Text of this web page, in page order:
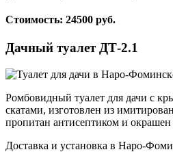
Стоимость: 24500 руб.
Дачный туалет ДТ-2.1
Ромбовидный туалет для дачи с
скатами, изготовлен из
пропитан антисептиком и окрашен
Доставка и установка в Наро-